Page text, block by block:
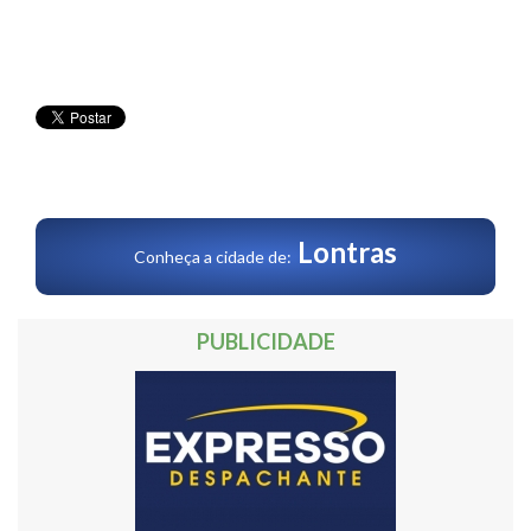
Conheça a cidade de: Lontras
PUBLICIDADE